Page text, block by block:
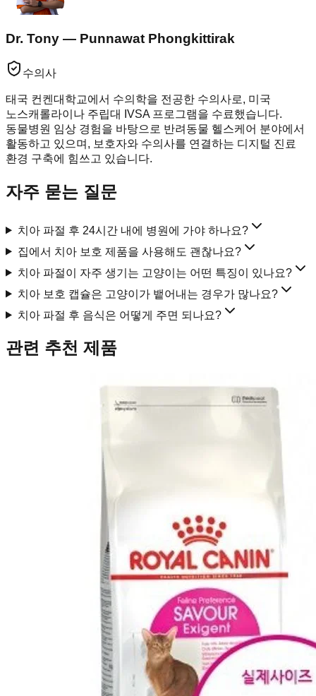
Dr. Tony — Punnawat Phongkittirak
수의사
태국 컨켄대학교에서 수의학을 전공한 수의사로, 미국
노스캐롤라이나 주립대 IVSA 프로그램을 수료했습니다.
동물병원 임상 경험을 바탕으로 반려동물 헬스케어 분야에서
활동하고 있으며, 보호자와 수의사를 연결하는 디지털 진료
환경 구축에 힘쓰고 있습니다.
자주 묻는 질문
치아 파절 후 24시간 내에 병원에 가야 하나요?
집에서 치아 보호 제품을 사용해도 괜찮나요?
치아 파절이 자주 생기는 고양이는 어떤 특징이 있나요?
치아 보호 캡슐은 고양이가 뱉어내는 경우가 많나요?
치아 파절 후 음식은 어떻게 주면 되나요?
관련 추천 제품